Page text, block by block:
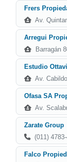
Frers
Av.
Arregui
Barragán
Estudio
Av.
Ofasa SA
Av.
Zarate Group
(011)
Falco